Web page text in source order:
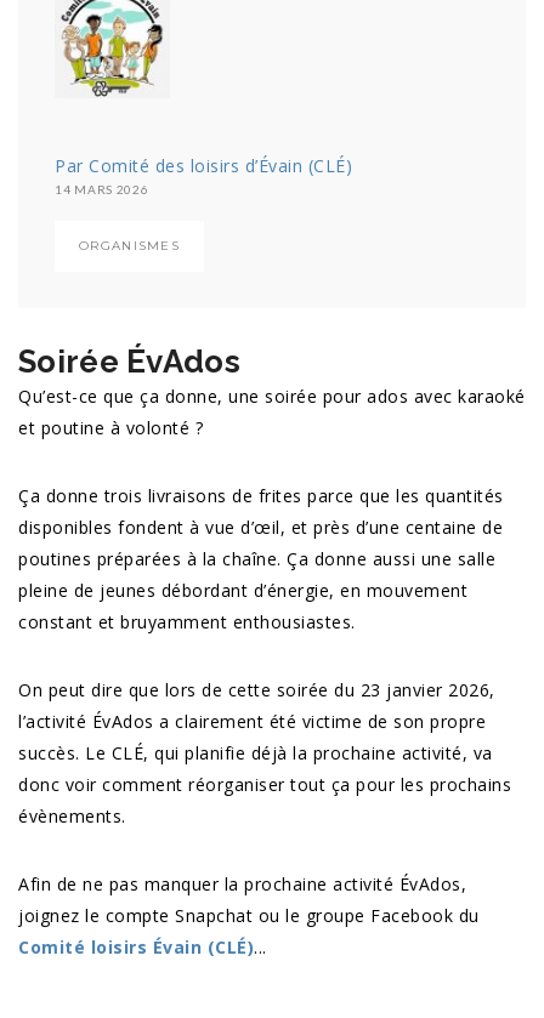
Par Comité des loisirs d’Évain (CLÉ)
14 MARS 2026
ORGANISMES
Soirée ÉvAdos
Qu’est-ce que ça donne, une soirée pour ados avec karaoké
et poutine à volonté ?
Ça donne trois livraisons de frites parce que les quantités
disponibles fondent à vue d’œil, et près d’une centaine de
poutines préparées à la chaîne. Ça donne aussi une salle
pleine de jeunes débordant d’énergie, en mouvement
constant et bruyamment enthousiastes.
On peut dire que lors de cette soirée du 23 janvier 2026,
l’activité ÉvAdos a clairement été victime de son propre
succès. Le CLÉ, qui planifie déjà la prochaine activité, va
donc voir comment réorganiser tout ça pour les prochains
évènements.
Afin de ne pas manquer la prochaine activité ÉvAdos,
joignez le compte Snapchat ou le groupe Facebook du
Comité loisirs Évain (CLÉ)...